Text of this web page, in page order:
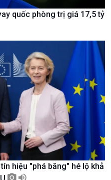
Góc nhìn VOV1
quốc phòng trị giá 17,5 tỷ
hiệu "phá băng" hé lộ khả